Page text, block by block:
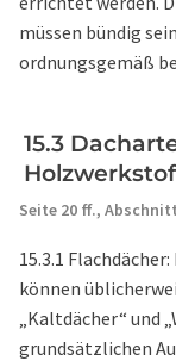
müssen bündig
ordnungsgemäß
15.3
Seite 20 ff.,
15.3.1
können
„Kaltdächer“ und
grundsätzlichen